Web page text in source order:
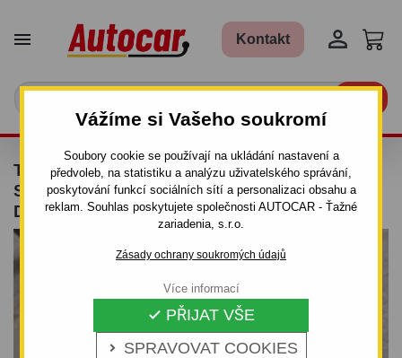
Vážíme si Vašeho soukromí
Soubory cookie se používají na ukládání nastavení a
předvoleb, na statistiku a analýzu uživatelského správání,
poskytování funkcí sociálních sítí a personalizaci obsahu a
reklam. Souhlas poskytujete společnosti AUTOCAR - Ťažné
zariadenia, s.r.o.
Zásady ochrany soukromých údajů
 SPRAVOVAT COOKIES
 PŘIJAT VŠE
Více informací
 Kontakt 
TAŽNÉ ZAŘÍZENÍ PRO MERCEDES S - TŘÍDA
S, (W 140) - ŠROUBOVÝ SYSTÉM - OD 1991
DO 1999